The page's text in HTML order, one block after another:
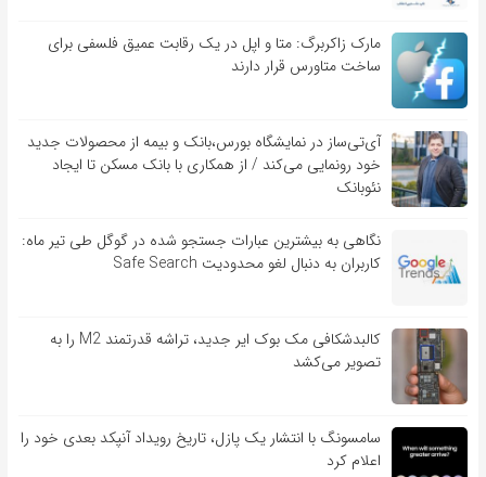
مارک زاکربرگ: متا و اپل در یک رقابت عمیق فلسفی برای
ساخت متاورس قرار دارند
آی‌تی‌ساز در نمایشگاه بورس،بانک و بیمه از محصولات جدید
خود رونمایی می‌کند / از همکاری با بانک مسکن تا ایجاد
نئوبانک
نگاهی به بیشترین عبارات جستجو شده در گوگل طی تیر ماه:
کاربران به دنبال لغو محدودیت Safe Search
کالبدشکافی مک بوک ایر جدید، تراشه قدرتمند M2 را به
تصویر می‌کشد
سامسونگ با انتشار یک پازل، تاریخ رویداد آنپکد بعدی خود را
اعلام کرد